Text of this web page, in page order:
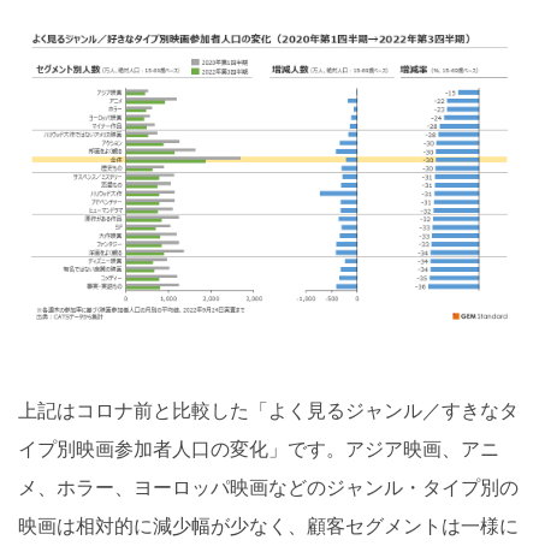
上記はコロナ前と比較した「よく見るジャンル／すきなタ
イプ別映画参加者人口の変化」です。アジア映画、アニ
メ、ホラー、ヨーロッパ映画などのジャンル・タイプ別の
映画は相対的に減少幅が少なく、顧客セグメントは一様に